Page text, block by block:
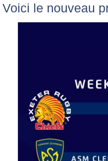
Voici le nouveau